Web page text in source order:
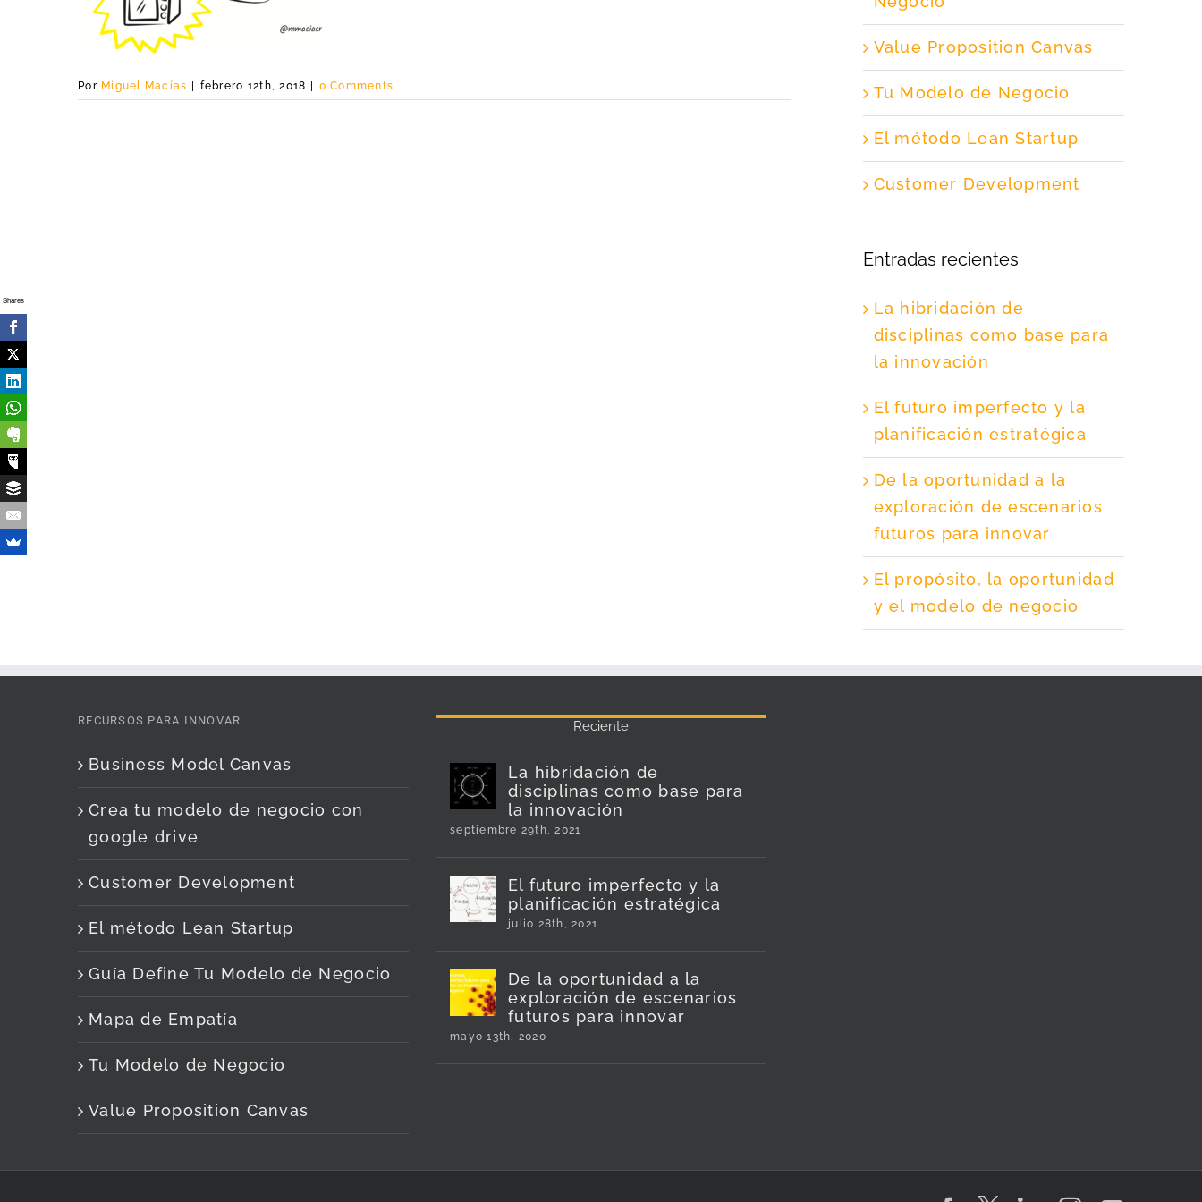
Por Miguel Macías febrero 12th, 2018 0 Comments
Value Proposition Canvas
Tu Modelo de Negocio
El método Lean Startup
Customer Development
Entradas recientes
La hibridación de
disciplinas como base para
la innovación
El futuro imperfecto y la
planificación estratégica
De la oportunidad a la
exploración de escenarios
futuros para innovar
El propósito, la oportunidad
y el modelo de negocio
RECURSOS PARA INNOVAR
Business Model Canvas
Crea tu modelo de negocio con
google drive
Customer Development
El método Lean Startup
Guía Define Tu Modelo de Negocio
Mapa de Empatía
Tu Modelo de Negocio
Value Proposition Canvas
Reciente
La hibridación de
disciplinas como base para
la innovación
septiembre 29th, 2021
El futuro imperfecto y la
planificación estratégica
julio 28th, 2021
De la oportunidad a la
exploración de escenarios
futuros para innovar
mayo 13th, 2020
Shares